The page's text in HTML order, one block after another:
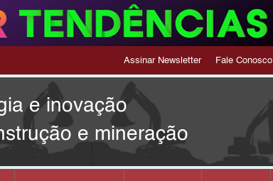
Assinar Newsletter Fale Conosco
e inovação
e mineração